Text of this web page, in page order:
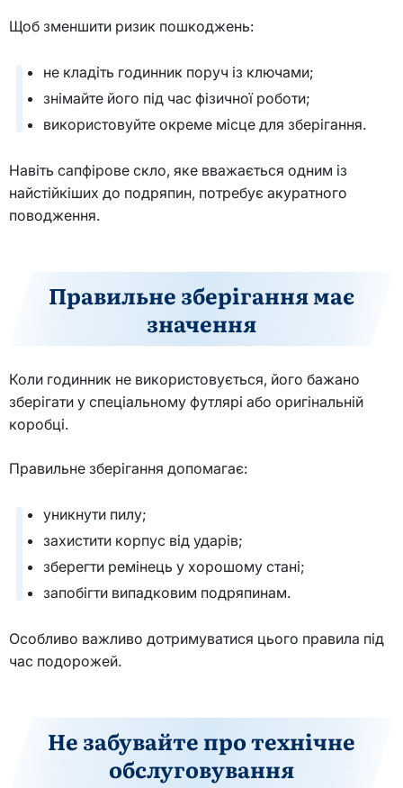
Щоб зменшити ризик пошкоджень:
не кладіть годинник поруч із ключами;
знімайте його під час фізичної роботи;
використовуйте окреме місце для зберігання.
Навіть сапфірове скло, яке вважається одним із
найстійкіших до подряпин, потребує акуратного
поводження.
Правильне зберігання має
значення
Коли годинник не використовується, його бажано
зберігати у спеціальному футлярі або оригінальній
коробці.
Правильне зберігання допомагає:
уникнути пилу;
захистити корпус від ударів;
зберегти ремінець у хорошому стані;
запобігти випадковим подряпинам.
Особливо важливо дотримуватися цього правила під
час подорожей.
Не забувайте про технічне
обслуговування